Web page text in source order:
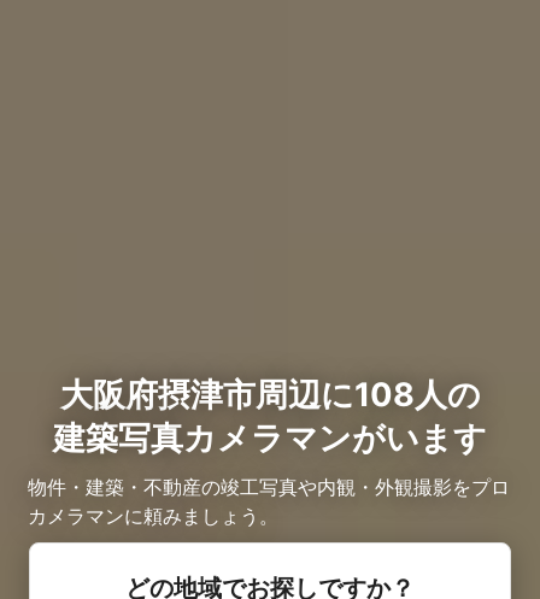
大阪府摂津市周辺に108人の
建築写真カメラマンがいます
物件・建築・不動産の竣工写真や内観・外観撮影をプロ
カメラマンに頼みましょう。
どの地域でお探しですか？